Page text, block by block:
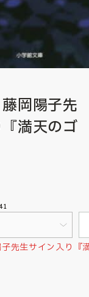
藤岡陽子先
満天のゴ
子先生サイン入り